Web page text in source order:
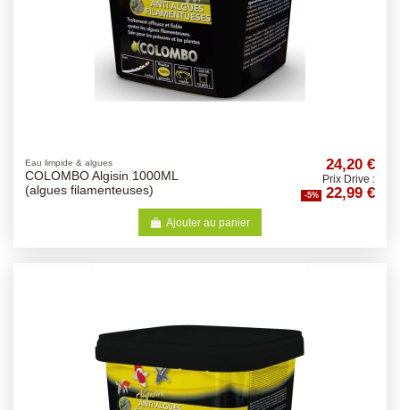
Eau limpide & algues
COLOMBO Algisin 1000ML
(algues filamenteuses)
24,20 €
Prix Drive :
-5% 22,99 €
Ajouter au panier